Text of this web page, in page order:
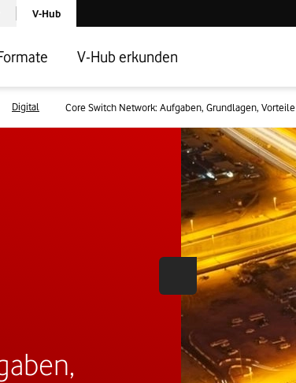
Webseite: Zum Geschäftskundenbereich
Laden der V-Hub Startseite
V-Hub
V-Hub erkunden
Digital Core Switch Network: Aufgaben, Grundlagen, Vorteile